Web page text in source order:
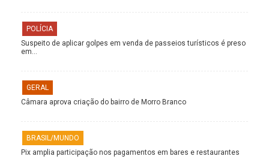
POLÍCIA
Suspeito de aplicar golpes em venda de passeios turísticos é preso
em…
GERAL
Câmara aprova criação do bairro de Morro Branco
BRASIL/MUNDO
Pix amplia participação nos pagamentos em bares e restaurantes